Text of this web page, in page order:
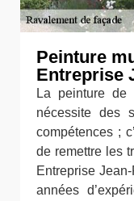
Peinture
Entreprise
La peinture de
nécessite des
compétences ;
de remettre les
Entreprise
années